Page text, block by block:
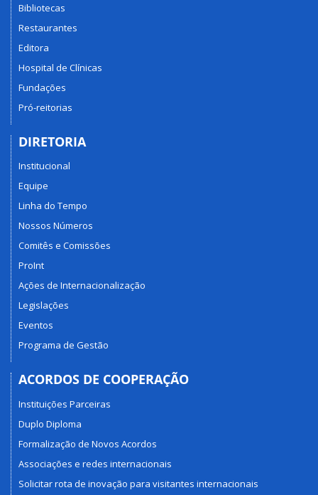
Bibliotecas
Restaurantes
Editora
Hospital de Clínicas
Fundações
Pró-reitorias
DIRETORIA
Institucional
Equipe
Linha do Tempo
Nossos Números
Comitês e Comissões
ProInt
Ações de Internacionalização
Legislações
Eventos
Programa de Gestão
ACORDOS DE COOPERAÇÃO
Instituições Parceiras
Duplo Diploma
Formalização de Novos Acordos
Associações e redes internacionais
Solicitar rota de inovação para visitantes internacionais